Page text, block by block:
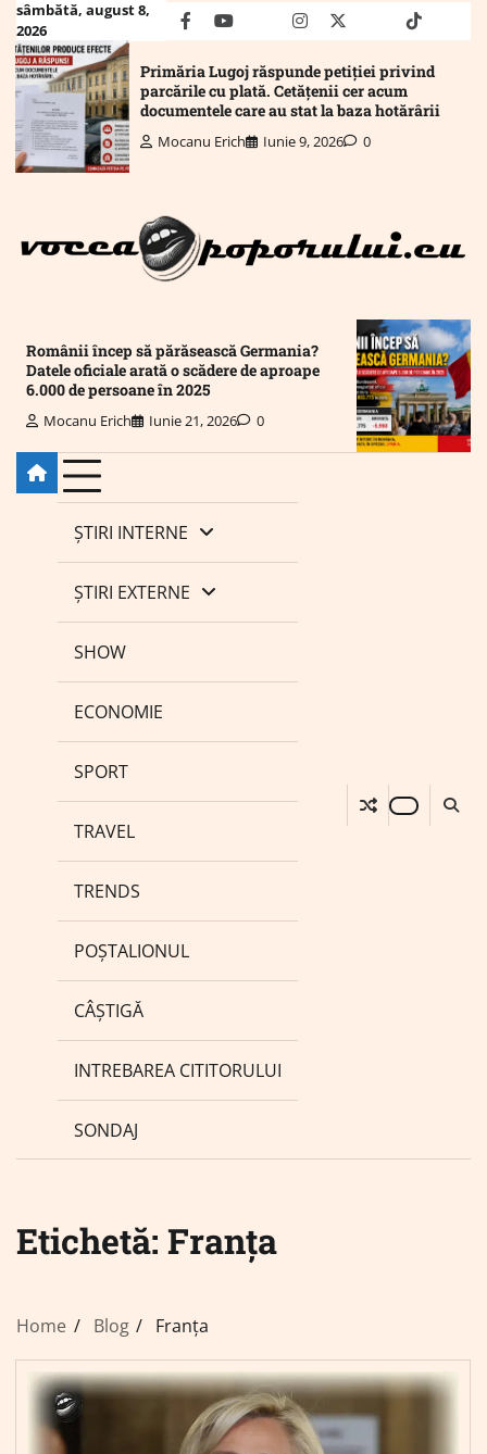
Skip
content
sâmbătă, august 8,
2026
facebookyoutubeMailinstagram
twitter truthtiktok
Primăria Lugoj răspunde petiției privind
parcările cu plată. Cetățenii cer acum
documentele care au stat la baza hotărârii
Mocanu Erich Iunie 9, 2026 0
Românii încep să părăsească Germania?
Datele oficiale arată o scădere de aproape
6.000 de persoane în 2025
Mocanu Erich Iunie 21, 2026 0
ȘTIRI INTERNE
ȘTIRI EXTERNE
SHOW
ECONOMIE
SPORT
TRAVEL
TRENDS
POȘTALIONUL
CÂȘTIGĂ
INTREBAREA CITITORULUI
SONDAJ
Etichetă: Franța
Home Blog Franța